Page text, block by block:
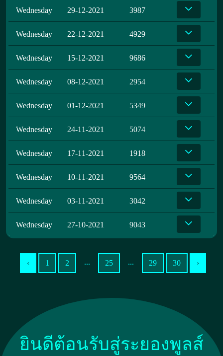
Wednesday 29-12-2021 3987
Wednesday 22-12-2021 4929
Wednesday 15-12-2021 9686
Wednesday 08-12-2021 2954
Wednesday 01-12-2021 5349
Wednesday 24-11-2021 5074
Wednesday 17-11-2021 1918
Wednesday 10-11-2021 9564
Wednesday 03-11-2021 3042
Wednesday 27-10-2021 9043
‹ 1 2 ... 25 ... 29 30 ›
ยินดีต้อนรับสู่ระยองพูลส์